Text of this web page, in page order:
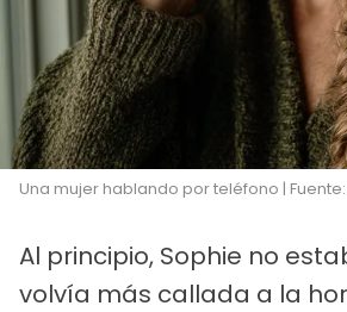
Una mujer hablando por teléfono |
Al principio, Sophie no
volvía más callada a la